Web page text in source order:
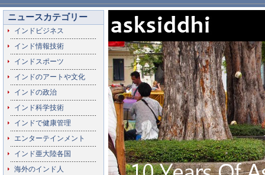
ニュースカテゴリー
インドビジネス
インド情報技術
インドスポーツ
インドのアートや文化
インドの政治
インド科学技術
インドで健康管理
エンターテインメント
インド亜大陸各国
海外のインド人